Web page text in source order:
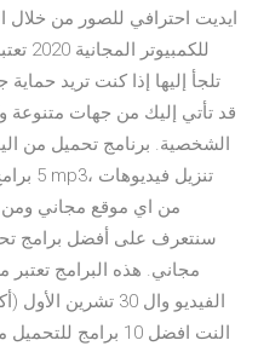
ايديت احترافي للصور من خلال
تلجأ إليها إذا كنت تريد
قد تأتي إليك من جهات متنوعة
الشخصية. برنامج تحميل من
من اي موقع مجاني ومن
سنتعرف على أفضل برامج
مجاني. هذه البرامج
النت افضل 10